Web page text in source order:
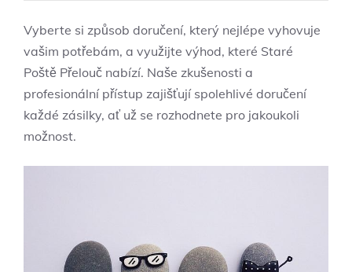
Vyberte si způsob​ doručení, který nejlépe⁣ vyhovuje
vašim potřebám, a využijte výhod, které Staré
Poště Přelouč nabízí. Naše⁣ zkušenosti a
profesionální přístup zajišťují spolehlivé doručení
každé zásilky, ať už se rozhodnete pro jakoukoli
‌možnost.